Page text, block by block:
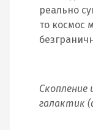
реально
то космос
Скопление
галактик